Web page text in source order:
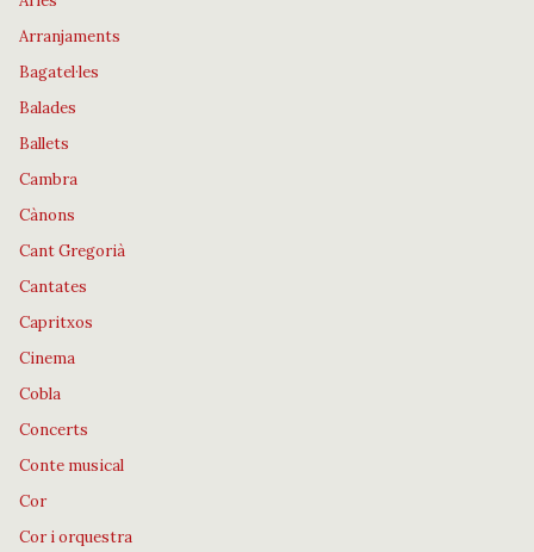
Arranjaments
Bagatel·les
Balades
Ballets
Cambra
Cànons
Cant Gregorià
Cantates
Capritxos
Cinema
Cobla
Concerts
Conte musical
Cor
Cor i orquestra